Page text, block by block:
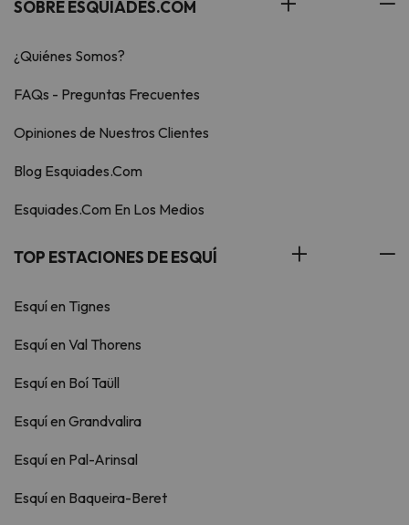
SOBRE ESQUIADES.COM
¿Quiénes Somos?
FAQs - Preguntas Frecuentes
Opiniones de Nuestros Clientes
Blog Esquiades.Com
Esquiades.Com En Los Medios
TOP ESTACIONES DE ESQUÍ
Esquí en Tignes
Esquí en Val Thorens
Esquí en Boí Taüll
Esquí en Grandvalira
Esquí en Pal-Arinsal
Esquí en Baqueira-Beret